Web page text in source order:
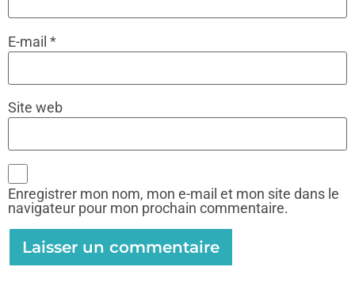
E-mail *
Site web
Enregistrer mon nom, mon e-mail et mon site dans le
navigateur pour mon prochain commentaire.